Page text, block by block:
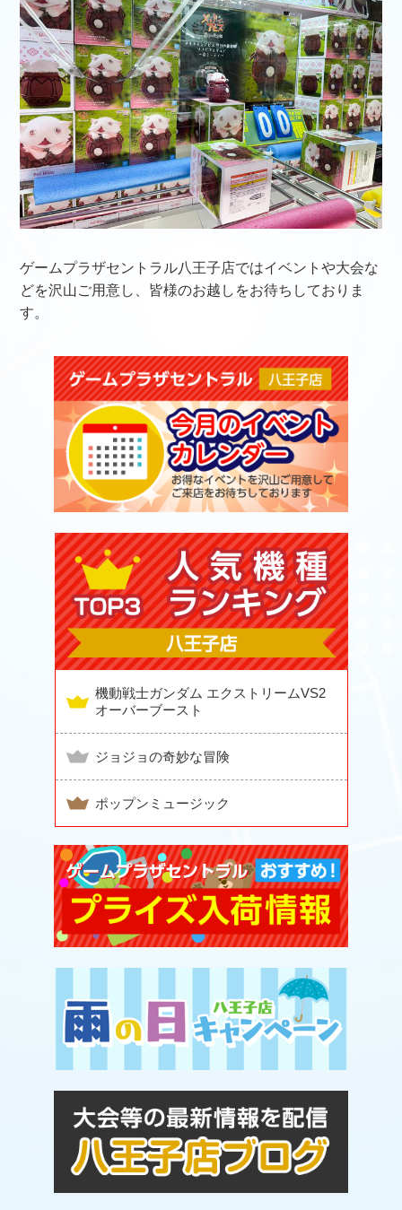
ゲームプラザセントラル八王子店ではイベントや大会な
どを沢山ご用意し、皆様のお越しをお待ちしておりま
す。
機動戦士ガンダム エクストリームVS2
オーバーブースト
ジョジョの奇妙な冒険
ポップンミュージック